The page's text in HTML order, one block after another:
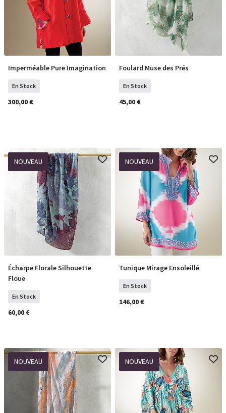
Sélectionner Tailles
Imperméable Pure Imagination
En Stock
300,00 €
COMMANDER
Foulard Muse des Prés
En Stock
45,00 €
NOUVEAU
COMMANDER
Écharpe Florale Silhouette
Floue
En Stock
60,00 €
NOUVEAU
Sélectionner Tailles
Tunique Mirage Ensoleillé
En Stock
146,00 €
NOUVEAU NOUVEAU